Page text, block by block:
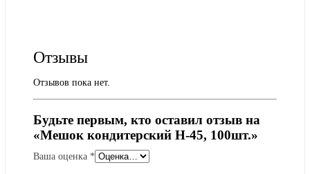
Отзывы
Отзывов пока нет.
Будьте первым, кто оставил отзыв на
«Мешок кондитерский Н-45, 100шт.»
Ваша оценка *